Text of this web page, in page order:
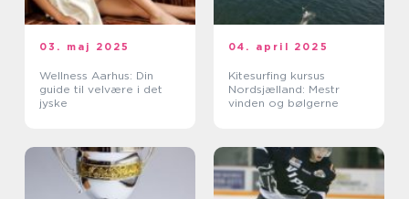
03. maj 2025
Wellness Aarhus: Din
guide til velvære i det
jyske
04. april 2025
Kitesurfing kursus
Nordsjælland: Mestr
vinden og bølgerne